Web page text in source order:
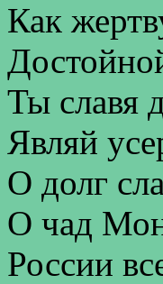
Как
Ты славя
Являй
О долг
О чад
России